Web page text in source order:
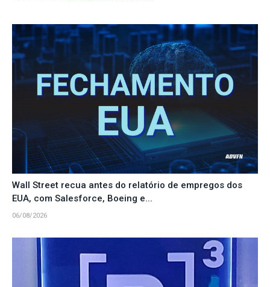
Wall Street recua antes do relatório de empregos dos
EUA, com Salesforce, Boeing e...
06/08/2026